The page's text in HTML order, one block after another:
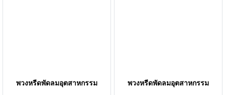
พวงหรีดพัดลมอุตสาหกรรม พวงหรีดพัดลมอุตสาหกรรม